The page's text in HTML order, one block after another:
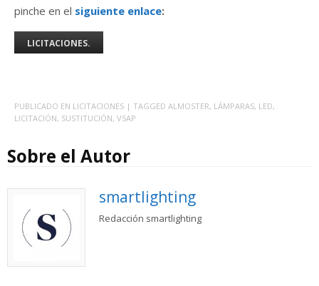
pinche en el siguiente enlace:
LICITACIONES.
PUBLICADO EN LICITACIONES | TAGGED ALMOSTER, LÁMPARAS, LED,
LICITACIÓN, SUSTITUCIÓN, VSAP
Sobre el Autor
smartlighting
Redacción smartlighting